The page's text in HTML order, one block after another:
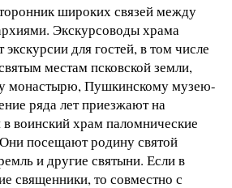
широких связей между
Экскурсоводы храма
экскурсии для гостей, в том числе
местам псковской земли,
монастырю, Пушкинскому музею-
ряда лет приезжают на
воинский храм паломнические
посещают родину святой
и другие святыни. Если в
священники, то совместно с